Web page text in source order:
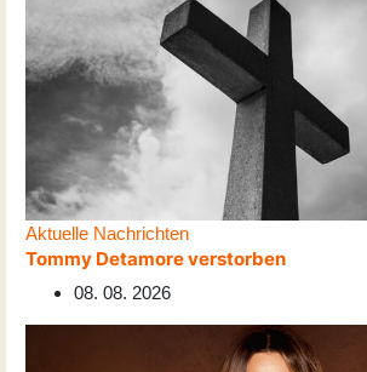
Aktuelle Nachrichten
Tommy Detamore verstorben
08. 08. 2026